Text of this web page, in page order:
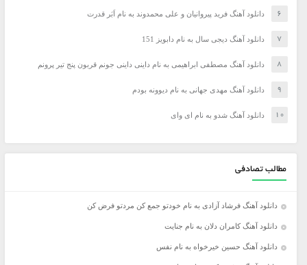
دانلود آهنگ فرید پیروانیان و علی محمدوند به نام اَبَر قدرت
دانلود آهنگ دیجی سال به نام دابویز 151
دانلود آهنگ مصطفی ابراهیمی به نام داینی داینی جونم قربون پنج تیر پرونم
دانلود آهنگ مهدی جهانی به نام دیوونه بودم
دانلود آهنگ شدو به نام ای وای
مطالب تصادفی
دانلود آهنگ فرشاد آزادی به نام خودتو جمع کن مردتو فرض کن
دانلود آهنگ کامران دلان به نام جنایت
دانلود آهنگ حسین خیرخواه به نام نفس